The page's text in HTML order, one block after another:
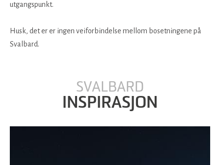
utgangspunkt.
Husk, det er er ingen veiforbindelse mellom bosetningene på
Svalbard.
SVALBARD
INSPIRASJON